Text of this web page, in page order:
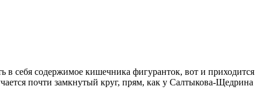
в себя содержимое кишечника фигуранток, вот и приходится
почти замкнутый круг, прям, как у Салтыкова-Щедрина